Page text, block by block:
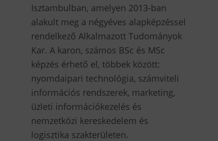
Isztambulban, amelyen 2013-ban
alakult meg a négyéves alapképzéssel
rendelkező Alkalmazott Tudományok
Kar. A karon, számos BSc és MSc
képzés érhető el, többek között:
nyomdaipari technológia, számviteli
információs rendszerek, marketing,
üzleti információkezelés és
nemzetközi kereskedelem és
logisztika szakterületen.